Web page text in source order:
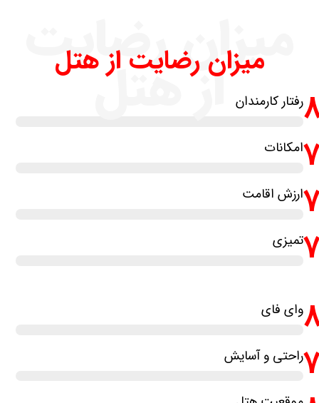
میزان رضایت
از هتل
میزان رضایت از هتل
رفتار کارمندان
امکانات
ارزش اقامت
تمیزی
وای فای
راحتی و آسایش